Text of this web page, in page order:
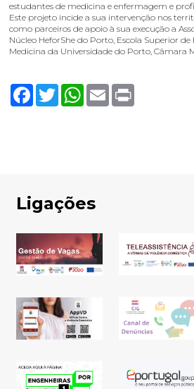
estudantes de medicina e enfermagem e
Este projeto incide a sua intervenção nos
como parceiros de apoio à sua execução a
Núcleo HeforShe do Porto, Escola Superior
Medicina da Universidade do Porto, Câmara
FacebookTwitterWhatsApp
Email
Ligações